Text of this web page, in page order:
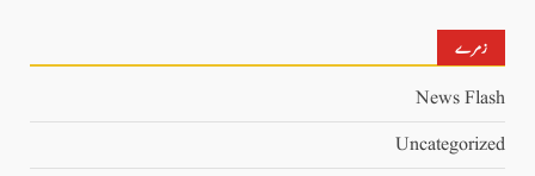
زمرے
News Flash
Uncategorized